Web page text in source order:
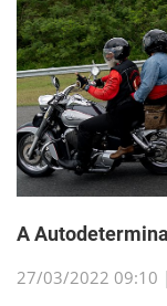
A
27/03/2022 09:10 |